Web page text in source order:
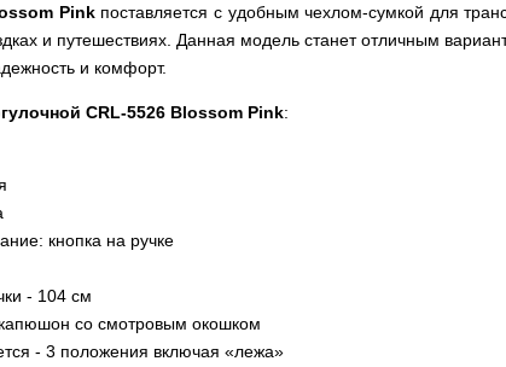
Pinkпоставляется с удобным чехлом-сумкой для
и путешествиях. Данная модель станет отличным
и комфорт.
CRL-5526 Blossom Pink:
кнопка на ручке
- 104 см
со смотровым окошком
- 3 положения включая ‎«лежа»